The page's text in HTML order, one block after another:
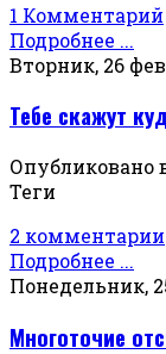
1 Комментарий
Подробнее ...
Вторник, 26
Тебе скажут
Опубликовано
Теги
2 комментарии
Подробнее ...
Понедельник,
Многоточие